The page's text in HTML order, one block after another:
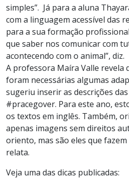
simples”. Já para a aluna
com a linguagem acessível das
para a sua formação
que saber nos comunicar com
acontecendo com o animal”, diz.
A professora Maíra Valle revela
foram necessárias algumas
sugeriu inserir as descrições
#pracegover. Para este ano,
os textos em inglês. Também,
apenas imagens sem direitos
oriento, mas são eles que
relata.
Veja uma das dicas publicadas: